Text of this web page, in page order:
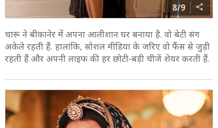
8/9
चारू ने बीकानेर में अपना आलीशान घर बनाया है. वो बेटी संग
अकेले रहती हैं. हालांकि, सोशल मीडिया के जरिए वो फैंस से जुड़ी
रहती हैं और अपनी लाइफ की हर छोटी-बड़ी चीजें शेयर करती हैं.